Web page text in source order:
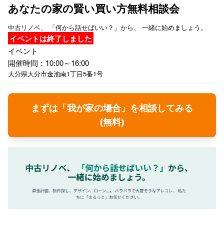
あなたの家の賢い買い方無料相談会
中古リノベ、 「何から話せばいい？」から、 一緒に始めましょう。
イベントは終了しました
イベント
開催時間：10:00～16:00
大分県大分市金池南1丁目5番1号
まずは「我が家の場合」を相談してみる
(無料)